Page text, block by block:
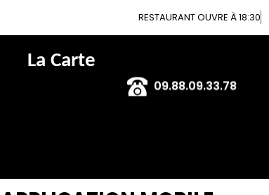
RESTAURANT OUVRE À 18:30
La Carte
09.88.09.33.78